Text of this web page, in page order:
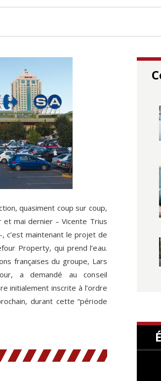
quasiment coup sur coup,
mai dernier – Vicente Trius
, c’est maintenant le projet de
Property, qui prend l’eau.
françaises du groupe, Lars
a demandé au conseil
initialement inscrite à l’ordre
durant cette “période